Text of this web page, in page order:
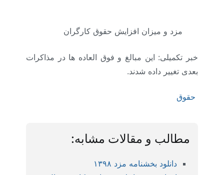
مزد و میزان افزایش حقوق کارگران
خبر تکمیلی: این مبالغ و فوق العاده ها در مذاکرات
بعدی تغییر داده شدند.
حقوق
مطالب و مقالات مشابه:
دانلود بخشنامه مزد ۱۳۹۸